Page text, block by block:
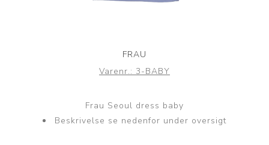
FRAU
Varenr.: 3-BABY
Frau Seoul dress baby
Beskrivelse se nedenfor under oversigt